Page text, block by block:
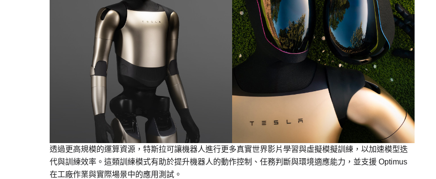
透過更高規模的運算資源，特斯拉可讓機器人進行更多真實世界影片學習與虛擬模擬訓練，以加速模型迭
代與訓練效率。這類訓練模式有助於提升機器人的動作控制、任務判斷與環境適應能力，並支援 Optimus
在工廠作業與實際場景中的應用測試。